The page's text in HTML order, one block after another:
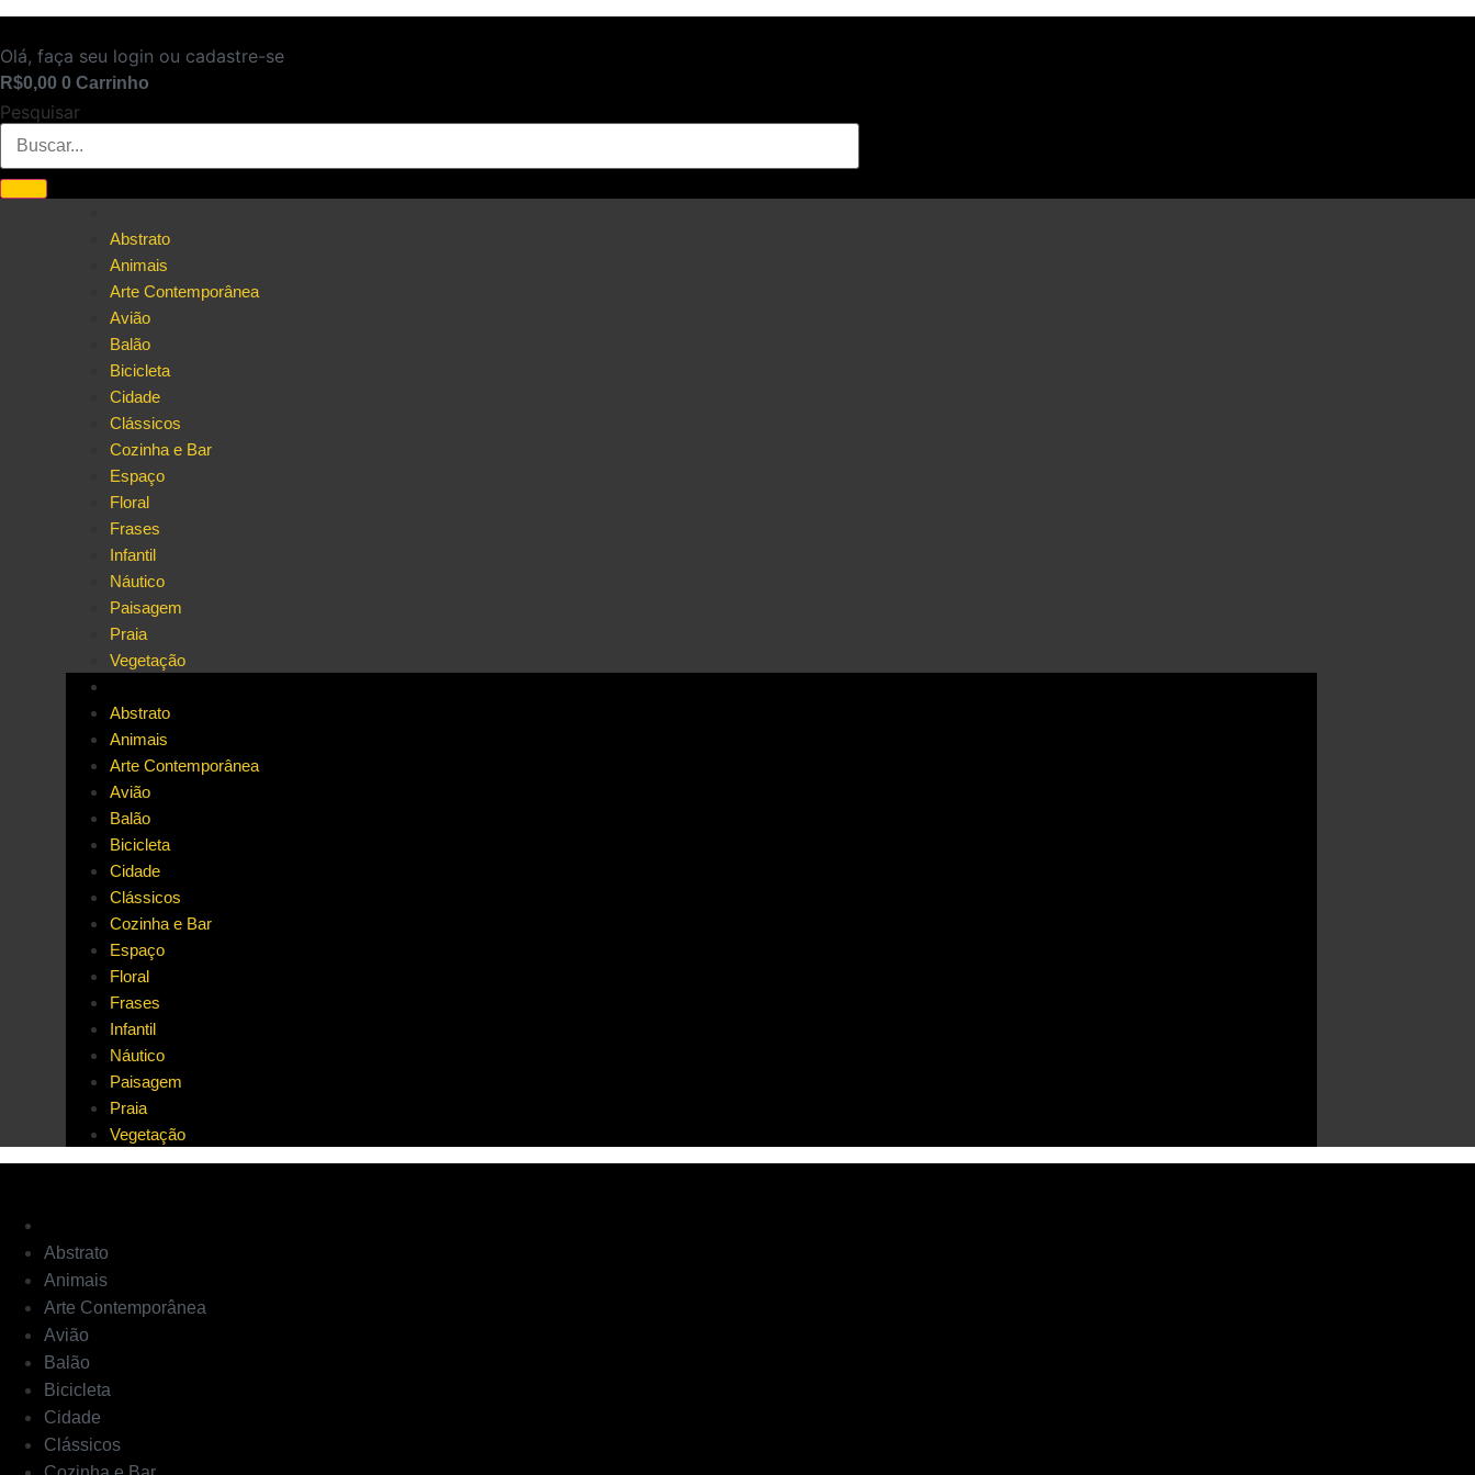
Ir
o
conteúdo
Olá, faça seu login ou cadastre-se
R$0,00 0 Carrinho
Pesquisar
Abstrato
Animais
Arte Contemporânea
Avião
Balão
Bicicleta
Cidade
Clássicos
Cozinha e Bar
Espaço
Floral
Frases
Infantil
Náutico
Paisagem
Praia
Vegetação
Abstrato
Animais
Arte Contemporânea
Avião
Balão
Bicicleta
Cidade
Clássicos
Cozinha e Bar
Espaço
Floral
Frases
Infantil
Náutico
Paisagem
Praia
Vegetação
Abstrato
Animais
Arte Contemporânea
Avião
Balão
Bicicleta
Cidade
Clássicos